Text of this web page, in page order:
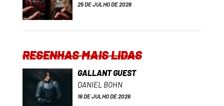
25 DE JULHO DE 2026
RESENHAS MAIS LIDAS
GALLANT GUEST
DANIEL BOHN
16 DE JULHO DE 2026